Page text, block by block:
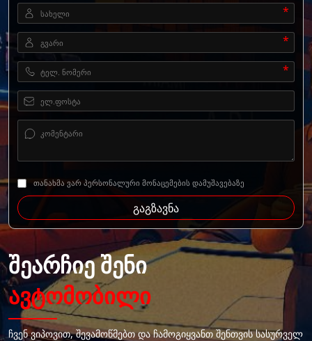
შეარჩიე შენი
ავტომობილი
ჩვენ ვიპოვით, შევამოწმებთ და ჩამოგიყვანთ შენთვის სასურველ
*
*
*
თანახმა ვარ პერსონალური მონაცემების დამუშავებაზე
გაგზავნა